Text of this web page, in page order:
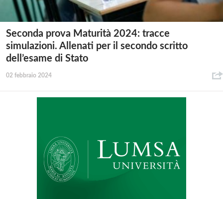
Seconda prova Maturità 2024: tracce
simulazioni. Allenati per il secondo scritto
dell’esame di Stato
02 febbraio 2024